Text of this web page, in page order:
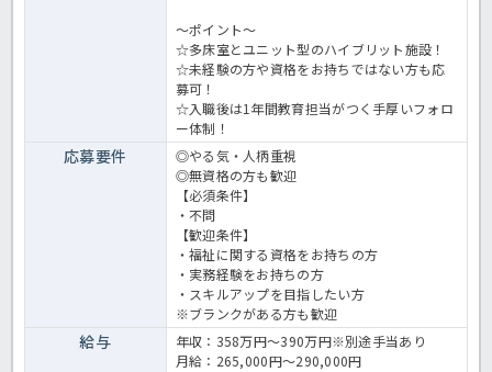
～ポイント～
☆多床室とユニット型のハイブリット施設！
☆未経験の方や資格をお持ちではない方も応
募可！
☆入職後は1年間教育担当がつく手厚いフォロ
ー体制！
応募要件
◎やる気・人柄重視
◎無資格の方も歓迎
【必須条件】
・不問
【歓迎条件】
・福祉に関する資格をお持ちの方
・実務経験をお持ちの方
・スキルアップを目指したい方
※ブランクがある方も歓迎
給与
年収：358万円～390万円※別途手当あり
月給：265,000円～290,000円